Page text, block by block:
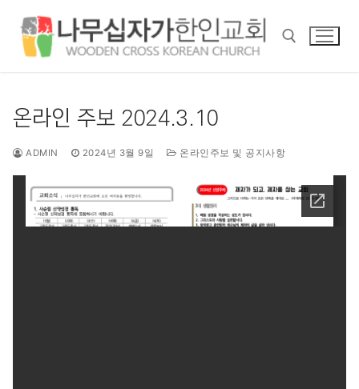
온라인 주보 2024.3.10
ADMIN 2024년 3월 9일 온라인주보 및 공지사항